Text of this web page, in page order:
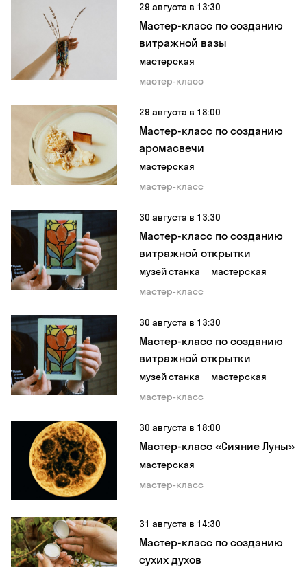
29 августа в 13:30
Мастер-класс по созданию
витражной вазы
мастерская
мастер-класс
29 августа в 18:00
Мастер-класс по созданию
аромасвечи
мастерская
мастер-класс
30 августа в 13:30
Мастер-класс по созданию
витражной открытки
музей станка
мастерская
мастер-класс
30 августа в 13:30
Мастер-класс по созданию
витражной открытки
музей станка
мастерская
мастер-класс
30 августа в 18:00
Мастер-класс «Сияние Луны»
мастерская
мастер-класс
31 августа в 14:30
Мастер-класс по созданию
сухих духов